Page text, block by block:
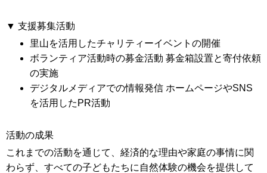
▼ 支援募集活動
里山を活用したチャリティーイベントの開催
ボランティア活動時の募金活動 募金箱設置と寄付依頼
の実施
デジタルメディアでの情報発信 ホームページやSNS
を活用したPR活動
活動の成果
これまでの活動を通じて、経済的な理由や家庭の事情に関
わらず、すべての子どもたちに自然体験の機会を提供して